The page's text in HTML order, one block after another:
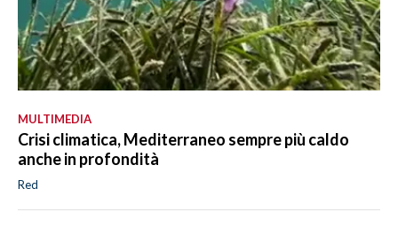
MULTIMEDIA
Crisi climatica, Mediterraneo sempre più caldo
anche in profondità
Red